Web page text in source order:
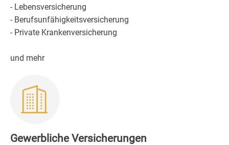
- Lebensversicherung
- Berufsunfähigkeitsversicherung
- Private Krankenversicherung
und mehr
Gewerbliche Versicherungen